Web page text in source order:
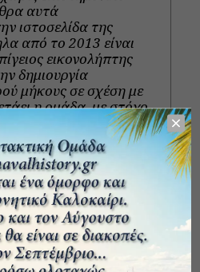
αυτά
ιστοσελίδα της
από το 2013 είναι
εικονολήπτης
δημιουργία
μήκους σε σχέση με
η ομάδα, με στόχο
της μέσω των
μέσων. Έχει
δημιουργία
ναυαγίων
της
αποτύπωσης.